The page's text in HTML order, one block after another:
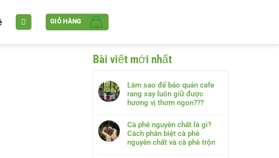
GIỎ HÀNG
Bài viết mới nhất
Làm sao để bảo quản cafe
rang xay luôn giữ được
hương vị thơm ngon???
Cà phê nguyên chất là gì?
Cách phân biệt cà phê
nguyên chất và cà phê trộn